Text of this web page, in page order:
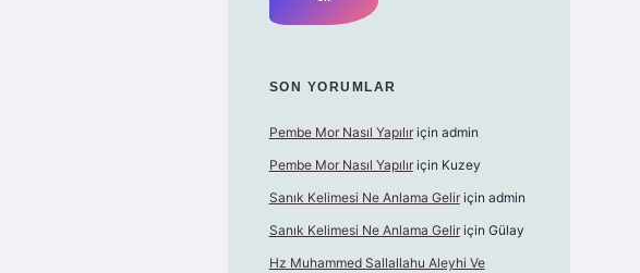
SON YORUMLAR
Pembe Mor Nasıl Yapılıriçin admin
Pembe Mor Nasıl Yapılıriçin Kuzey
Sanık Kelimesi Ne Anlama Geliriçin admin
Sanık Kelimesi Ne Anlama Geliriçin Gülay
Hz Muhammed Sallallahu Aleyhi Ve